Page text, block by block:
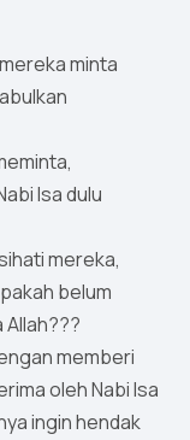
minta
Isa dulu
mereka,
belum
memberi
oleh Nabi Isa
ingin hendak